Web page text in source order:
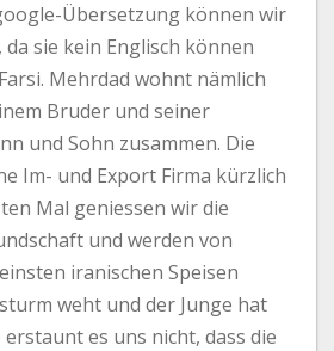
Übersetzung können wir
sie kein Englisch können
Mehrdad wohnt nämlich
Bruder und seiner
und Sohn zusammen. Die
Im- und Export Firma kürzlich
Mal geniessen wir die
und werden von
iranischen Speisen
weht und der Junge hat
es uns nicht, dass die